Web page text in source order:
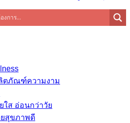
ตภัณฑ์ความงาม
ใส อ่อนกว่าวัย
สุขภาพดี